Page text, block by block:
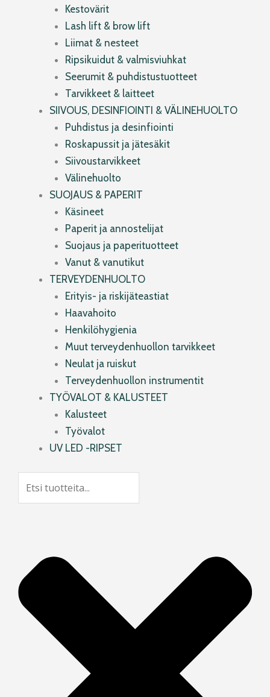
Kestovärit
Lash lift & brow lift
Liimat & nesteet
Ripsikuidut & valmisviuhkat
Seerumit & puhdistustuotteet
Tarvikkeet & laitteet
SIIVOUS, DESINFIOINTI & VÄLINEHUOLTO
Puhdistus ja desinfiointi
Roskapussit ja jätesäkit
Siivoustarvikkeet
Välinehuolto
SUOJAUS & PAPERIT
Käsineet
Paperit ja annostelijat
Suojaus ja paperituotteet
Vanut & vanutikut
TERVEYDENHUOLTO
Erityis- ja riskijäteastiat
Haavahoito
Henkilöhygienia
Muut terveydenhuollon tarvikkeet
Neulat ja ruiskut
Terveydenhuollon instrumentit
TYÖVALOT & KALUSTEET
Kalusteet
Työvalot
UV LED -RIPSET